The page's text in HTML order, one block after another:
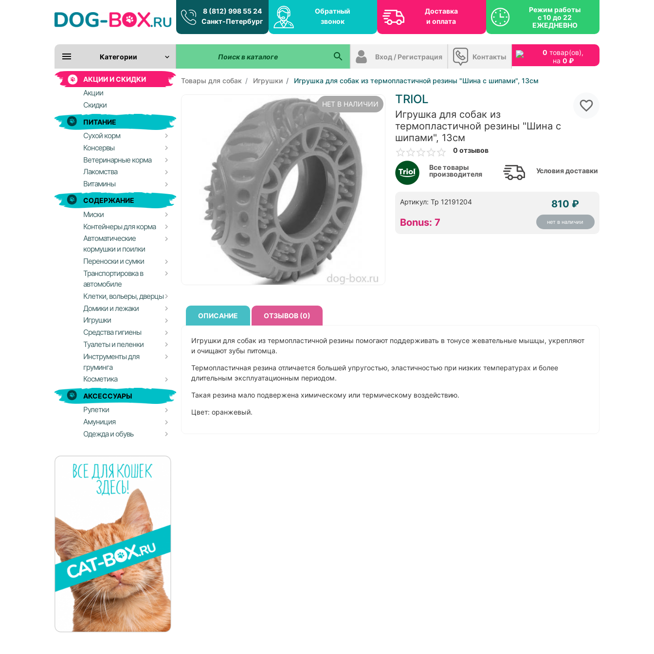
8 (812) 998 55 24
Санкт-Петербург
Обратный
звонок
Доставка
и оплата
Режим работы
с 10 до 22
ЕЖЕДНЕВНО
0 товар(ов),
на 0 ₽
Категории
АКЦИИ И СКИДКИ
Акции
Скидки
ПИТАНИЕ
Сухой корм
Консервы
Ветеринарные корма
Лакомства
Витамины
СОДЕРЖАНИЕ
Миски
Контейнеры для корма
Автоматические
кормушки и поилки
Переноски и сумки
Транспортировка в
автомобиле
Клетки, вольеры, дверцы
Домики и лежаки
Игрушки
Средства гигиены
Туалеты и пеленки
Инструменты для
груминга
Косметика
АКСЕССУАРЫ
Рулетки
Амуниция
Одежда и обувь
Вход / Регистрация Контакты
Товары для собак Игрушки Игрушка для собак из термопластичной резины "Шина с шипами", 13см
НЕТ В НАЛИЧИИ TRIOL
Игрушка для собак из
термопластичной резины "Шина с
шипами", 13см
0 отзывов
Все товары
производителя
Условия доставки
Артикул: Тр 12191204
Bonus: 7
810 ₽
нет в наличии
ОПИСАНИЕ ОТЗЫВОВ (0)
Игрушки для собак из термопластичной резины помогают поддерживать в тонусе жевательные мышцы, укрепляют
и очищают зубы питомца.
Термопластичная резина отличается большей упругостью, эластичностью при низких температурах и более
длительным эксплуатационным периодом.
Такая резина мало подвержена химическому или термическому воздействию.
Цвет: оранжевый.